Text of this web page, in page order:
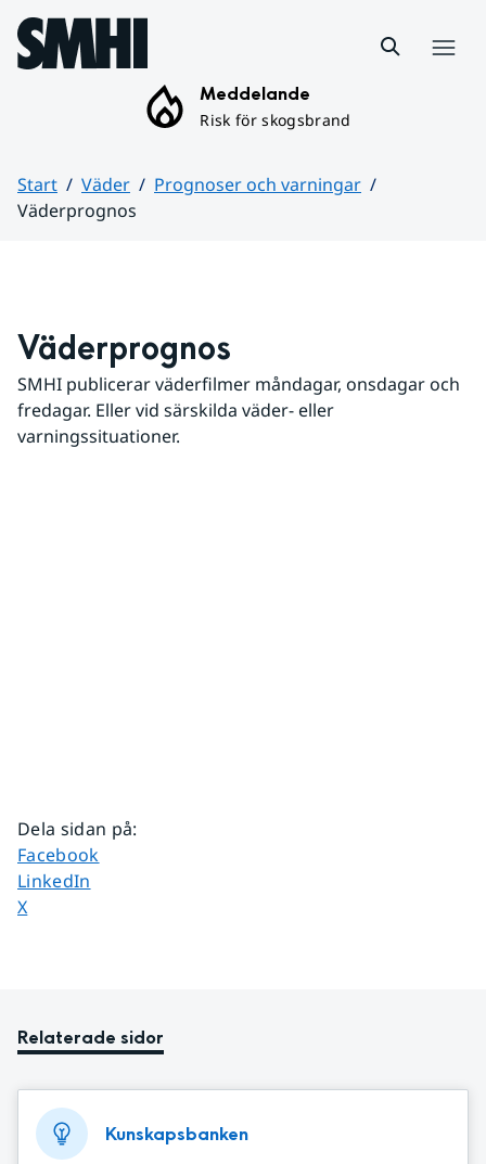
Hoppa till sidans innehåll
Meddelande
Risk för skogsbrand
Start Väder
Prognoser och varningar
Väderprognos
Väderprognos
SMHI publicerar väderfilmer måndagar, onsdagar och
fredagar. Eller vid särskilda väder- eller
varningssituationer.
Dela sidan på:
Dela sidan på
Facebook
Dela sidan på
LinkedIn
Dela sidan på
X
Relaterade sidor
Kunskapsbanken